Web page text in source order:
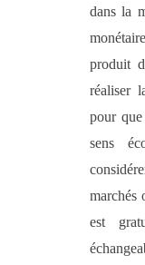
dans la
produit
réaliser
pour
sens
marchés
est